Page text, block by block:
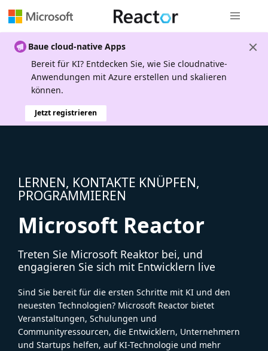
Baue cloud-native Apps
Bereit für KI? Entdecken Sie, wie Sie cloudnative-
Anwendungen mit Azure erstellen und skalieren
können.
Jetzt registrieren
LERNEN, KONTAKTE KNÜPFEN,
PROGRAMMIEREN
Microsoft Reactor
Treten Sie Microsoft Reaktor bei, und
engagieren Sie sich mit Entwicklern live
Sind Sie bereit für die ersten Schritte mit KI und den
neuesten Technologien? Microsoft Reactor bietet
Veranstaltungen, Schulungen und
Communityressourcen, die Entwicklern, Unternehmern
und Startups helfen, auf KI-Technologie und mehr